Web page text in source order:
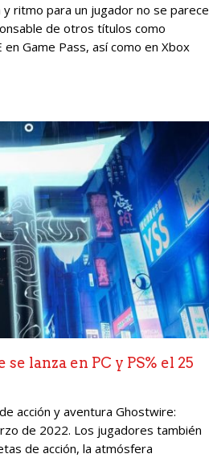
ritmo para un jugador no se parece
de otros títulos como
Game Pass, así como en Xbox
lanza en PC y PS% el 25
acción y aventura Ghostwire:
de 2022. Los jugadores también
de acción, la atmósfera